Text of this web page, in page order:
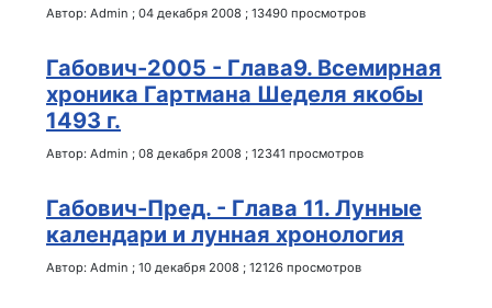
Автор: Admin ; 04 декабря 2008 ; 13490 просмотров
Габович-2005 - Глава9. Всемирная
хроника Гартмана Шеделя якобы
1493 г.
Автор: Admin ; 08 декабря 2008 ; 12341 просмотров
Габович-Пред. - Глава 11. Лунные
календари и лунная хронология
Автор: Admin ; 10 декабря 2008 ; 12126 просмотров